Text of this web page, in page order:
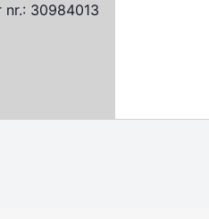
30984013